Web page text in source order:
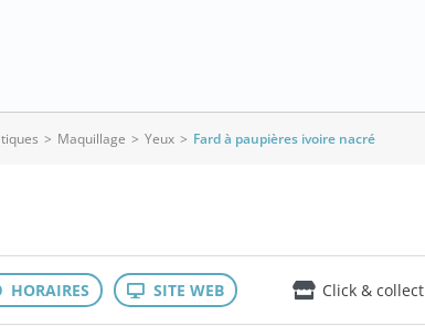
> Maquillage > Yeux > Fard à paupières ivoire nacré
Click & collect